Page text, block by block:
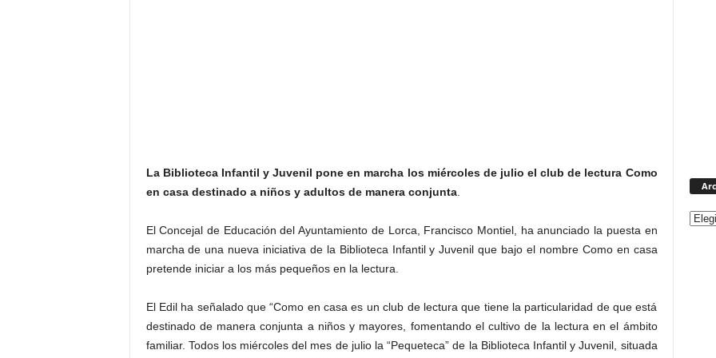
La Biblioteca Infantil y Juvenil pone en marcha los miércoles de julio el club de lectura Como
en casa destinado a niños y adultos de manera conjunta.
El Concejal de Educación del Ayuntamiento de Lorca, Francisco Montiel, ha anunciado la puesta en
marcha de una nueva iniciativa de la Biblioteca Infantil y Juvenil que bajo el nombre Como en casa
pretende iniciar a los más pequeños en la lectura.
El Edil ha señalado que “Como en casa es un club de lectura que tiene la particularidad de que está
destinado de manera conjunta a niños y mayores, fomentando el cultivo de la lectura en el ámbito
familiar. Todos los miércoles del mes de julio la “Pequeteca” de la Biblioteca Infantil y Juvenil, situada